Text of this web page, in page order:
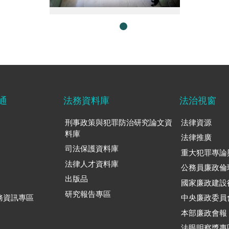
資訊專區
法務資料庫
刑事政策與犯罪防治研究論文資
料庫
司法保護資料庫
法律人才資料庫
出版品
研究報告專區
法治視窗
法律資源
法律推廣
重大犯罪專論
公務員廉政倫
國家廉政建
中央廉政委員
本部廉政會報